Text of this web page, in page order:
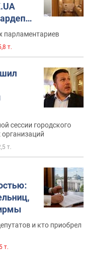
парламентариев
т.
сессии городского
т.
и кто приобрел
т.